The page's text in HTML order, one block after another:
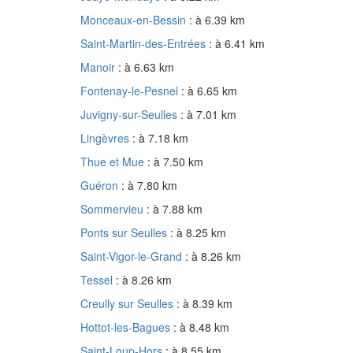
Monceaux-en-Bessin : à 6.39 km
Saint-Martin-des-Entrées : à 6.41 km
Manoir : à 6.63 km
Fontenay-le-Pesnel : à 6.65 km
Juvigny-sur-Seulles : à 7.01 km
Lingèvres : à 7.18 km
Thue et Mue : à 7.50 km
Guéron : à 7.80 km
Sommervieu : à 7.88 km
Ponts sur Seulles : à 8.25 km
Saint-Vigor-le-Grand : à 8.26 km
Tessel : à 8.26 km
Creully sur Seulles : à 8.39 km
Hottot-les-Bagues : à 8.48 km